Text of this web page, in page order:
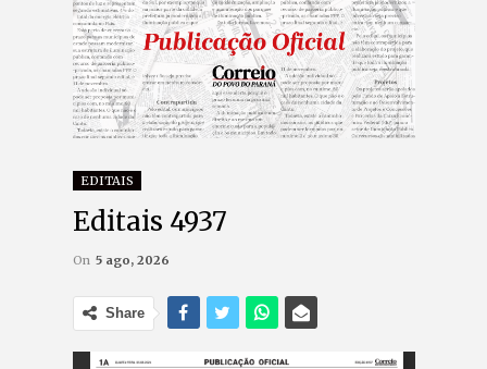
EDITAIS
Editais 4937
On 5 ago, 2026
Share